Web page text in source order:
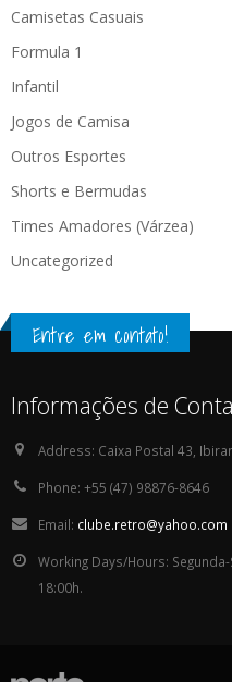
Camisetas Casuais
Formula 1
Infantil
Jogos de Camisa
Outros Esportes
Shorts e Bermudas
Times Amadores (Várzea)
Uncategorized
Entre em contato!
Informações de
Address: Caixa Postal 43,
Phone: +55 (47) 98876-8646
Email: clube.retro@yahoo.com
Working Days/Hours:
18:00h.